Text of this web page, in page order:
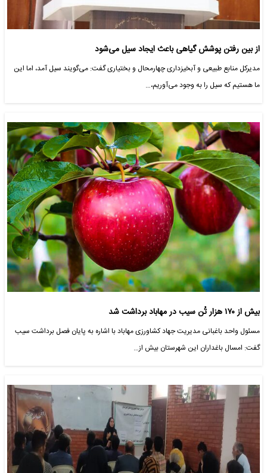
از بین رفتن پوشش گیاهی باعث ایجاد سیل می‌شود
مدیرکل منابع طبیعی و آبخیزداری چهارمحال و بختیاری گفت: می‌‌گویند سیل آمد، اما این
ما هستیم که سیل را به وجود می‌آوریم،…
بیش از ۱۷۰ هزار تُن سیب در مهاباد برداشت شد
مسئول واحد باغبانی مدیریت جهاد کشاورزی مهاباد با اشاره به پایان فصل برداشت سیب
گفت: امسال باغداران این شهرستان بیش از…